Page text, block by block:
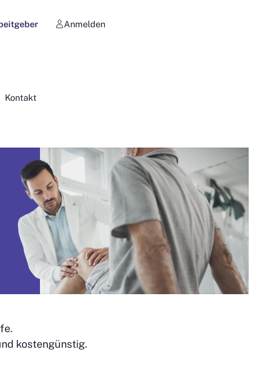
Anmelden
Kontakt
kostengünstig.